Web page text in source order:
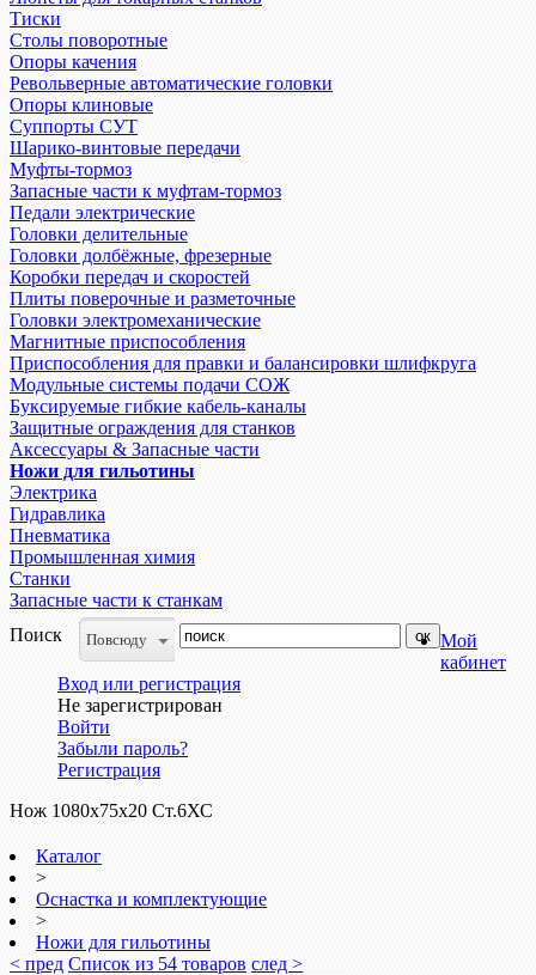
Тиски
Столы поворотные
Опоры качения
Револьверные автоматические головки
Опоры клиновые
Суппорты СУТ
Шарико-винтовые передачи
Муфты-тормоз
Запасные части к муфтам-тормоз
Педали электрические
Головки делительные
Головки долбёжные, фрезерные
Коробки передач и скоростей
Плиты поверочные и разметочные
Головки электромеханические
Магнитные приспособления
Приспособления для правки и балансировки шлифкруга
Модульные системы подачи СОЖ
Буксируемые гибкие кабель-каналы
Защитные ограждения для станков
Аксессуары & Запасные части
Ножи для гильотины
Электрика
Гидравлика
Пневматика
Промышленная химия
Станки
Запасные части к станкам
Поиск
Повсюду
Мой
кабинет
Вход или регистрация
Не зарегистрирован
Войти
Забыли пароль?
Регистрация
Нож 1080х75х20 Ст.6ХС
Каталог
>
Оснастка и комплектующие
>
Ножи для гильотины
< пред Список из 54 товаров след >